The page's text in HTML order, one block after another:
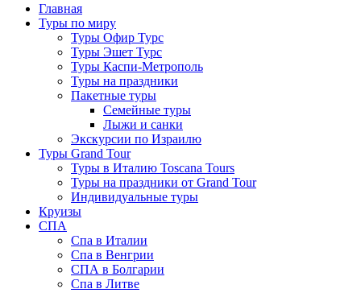
Главная
Туры по миру
Туры Офир Турс
Туры Эшет Турс
Туры Каспи-Метрополь
Туры на праздники
Пакетные туры
Семейные туры
Лыжи и санки
Экскурсии по Израилю
Туры Grand Tour
Туры в Италию Toscana Tours
Туры на праздники от Grand Tour
Индивидуальные туры
Круизы
СПА
Спа в Италии
Спа в Венгрии
СПА в Болгарии
Спа в Литве